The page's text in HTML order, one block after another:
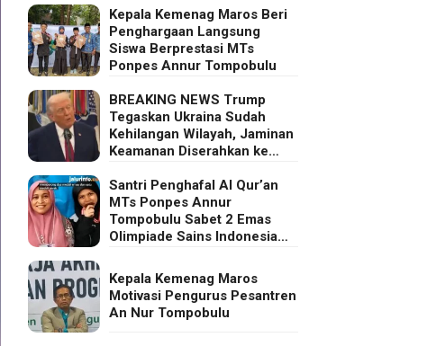
Kepala Kemenag Maros Beri
Penghargaan Langsung
Siswa Berprestasi MTs
Ponpes Annur Tompobulu
BREAKING NEWS Trump
Tegaskan Ukraina Sudah
Kehilangan Wilayah, Jaminan
Keamanan Diserahkan ke
Santri Penghafal Al Qur’an
MTs Ponpes Annur
Tompobulu Sabet 2 Emas
Olimpiade Sains Indonesia
Kepala Kemenag Maros
Motivasi Pengurus Pesantren
An Nur Tompobulu